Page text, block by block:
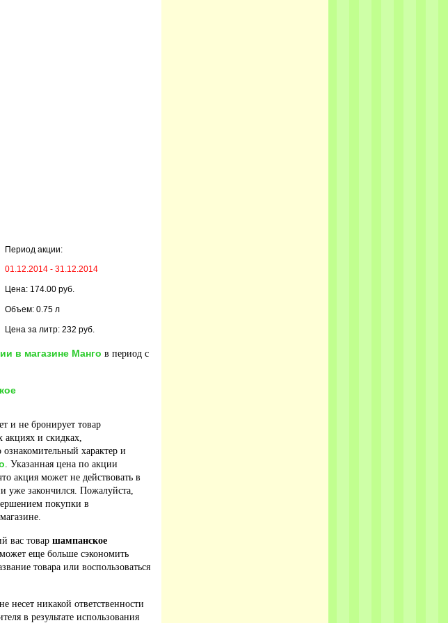
Период акции:
01.12.2014 - 31.12.2014
Цена: 174.00 руб.
Объем: 0.75 л
Цена за литр: 232 руб.
в магазине Манго в период с
и не бронирует товар
и скидках,
характер и
. Указанная цена по акции
акция может не действовать в
уже закончился. Пожалуйста,
покупки в
вас товар шампанское
еще больше сэкономить
товара или воспользоваться
несет никакой ответственности
в результате использования